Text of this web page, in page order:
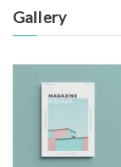
Gallery